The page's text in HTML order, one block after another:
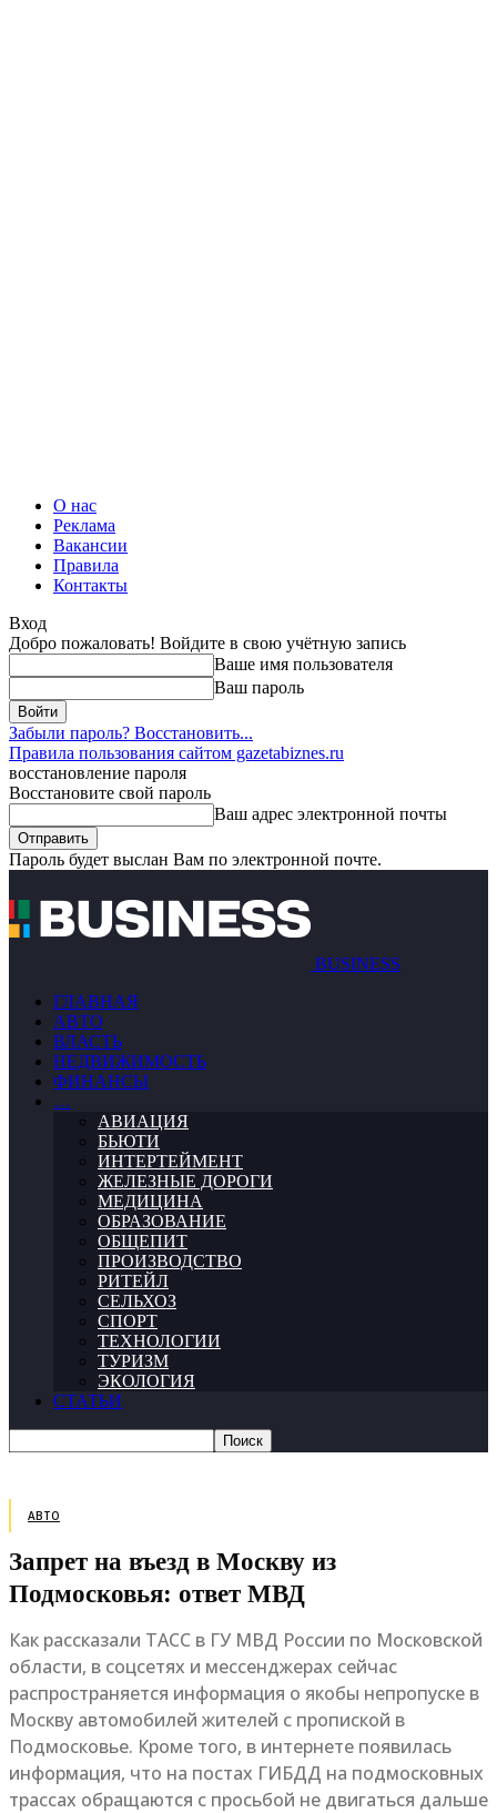
О нас
Реклама
Вакансии
Правила
Контакты
Вход
Добро пожаловать! Войдите в свою учётную запись
Ваше имя пользователя
Ваш пароль
Забыли пароль? Восстановить...
Правила пользования сайтом gazetabiznes.ru
восстановление пароля
Восстановите свой пароль
Ваш адрес электронной почты
Пароль будет выслан Вам по электронной почте.
BUSINESS
ГЛАВНАЯ
АВТО
ВЛАСТЬ
НЕДВИЖИМОСТЬ
ФИНАНСЫ
…
АВИАЦИЯ
БЬЮТИ
ИНТЕРТЕЙМЕНТ
ЖЕЛЕЗНЫЕ ДОРОГИ
МЕДИЦИНА
ОБРАЗОВАНИЕ
ОБЩЕПИТ
ПРОИЗВОДСТВО
РИТЕЙЛ
СЕЛЬХОЗ
СПОРТ
ТЕХНОЛОГИИ
ТУРИЗМ
ЭКОЛОГИЯ
СТАТЬИ
АВТО
Запрет на въезд в Москву из
Подмосковья: ответ МВД
Как рассказали ТАСС в ГУ МВД России по Московской
области, в соцсетях и мессенджерах сейчас
распространяется информация о якобы непропуске в
Москву автомобилей жителей с пропиской в
Подмосковье. Кроме того, в интернете появилась
информация, что на постах ГИБДД на подмосковных
трассах обращаются с просьбой не двигаться дальше